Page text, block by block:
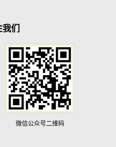
们
微信公众号二维码